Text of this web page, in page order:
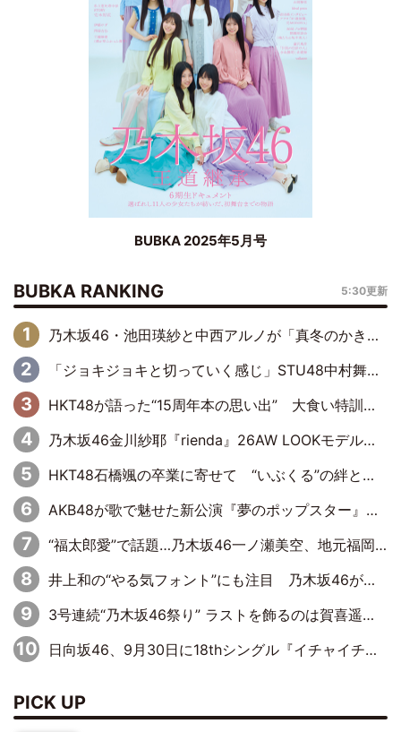
BUBKA 2025年5月号
BUBKA RANKING 5:30更新
乃木坂46・池田瑛紗と中西アルノが「真冬のかき氷」騒動で火花散らす！ 因縁の裏にあるのは、逆境をともに“凌”ぐ似た者同士の絆
「ジョキジョキと切っていく感じ」STU48中村舞、新しい挑戦は自らの手で
HKT48が語った“15周年本の思い出” 大食い特訓・守護霊企画・制服グラビア…盛りだくさんの裏話
乃木坂46金川紗耶『rienda』26AW LOOKモデルに就任
HKT48石橋颯の卒業に寄せて “いぶくる”の絆と後輩・龍頭綺音の決意
AKB48が歌で魅せた新公演『夢のポップスター』 初日から全身全霊のステージ
“福太郎愛”で話題…乃木坂46一ノ瀬美空、地元福岡『めんべい25周年トップサポーター』に就任
井上和の“やる気フォント”にも注目 乃木坂46が挑んだ書道パフォーマンスの舞台裏
3号連続“乃木坂46祭り” ラストを飾るのは賀喜遥香…5年ぶりの登場に「5年分大人になった私を見ていただけたら」
日向坂46、9月30日に18thシングル『イチャイチャ虫』の発売決定！ フォーメーションは『日向坂で会いましょう』にて発表
PICK UP